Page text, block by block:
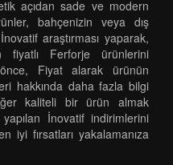
açıdan sade ve modern
bahçenizin veya dış
araştırması yaparak,
fiyatlı Ferforje ürünlerini
Fiyat alarak ürünün
hakkında daha fazla bilgi
kaliteli bir ürün almak
İnovatif indirimlerini
iyi fırsatları yakalamanıza